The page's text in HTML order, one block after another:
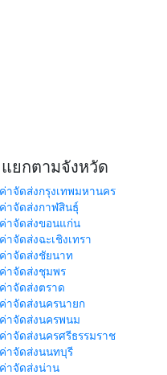
แยกตามจังหวัด
ค่าจัดส่งกรุงเทพมหานคร
ค่าจัดส่งกาฬสินธุ์
ค่าจัดส่งขอนแก่น
ค่าจัดส่งฉะเชิงเทรา
ค่าจัดส่งชัยนาท
ค่าจัดส่งชุมพร
ค่าจัดส่งตราด
ค่าจัดส่งนครนายก
ค่าจัดส่งนครพนม
ค่าจัดส่งนครศรีธรรมราช
ค่าจัดส่งนนทบุรี
ค่าจัดส่งน่าน